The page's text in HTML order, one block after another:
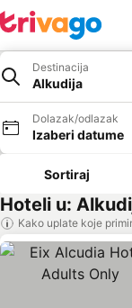
Destinacija
Alkudija
Dolazak/odlazak
Izaberi datume
Sortiraj
Hoteli u:
Kako uplate koje